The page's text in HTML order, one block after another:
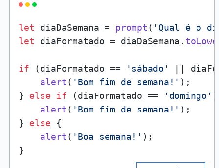
let diaDaSemana = prompt ( 'Qual é o
let diaFormatado = diaDaSemana.
if (diaFormatado == 'sábado'
||
alert ( 'Bom fim de semana!' );
} else if (diaFormatado == 'domingo'
alert ( 'Bom fim de semana!' );
} else {
alert ( 'Boa semana!' );